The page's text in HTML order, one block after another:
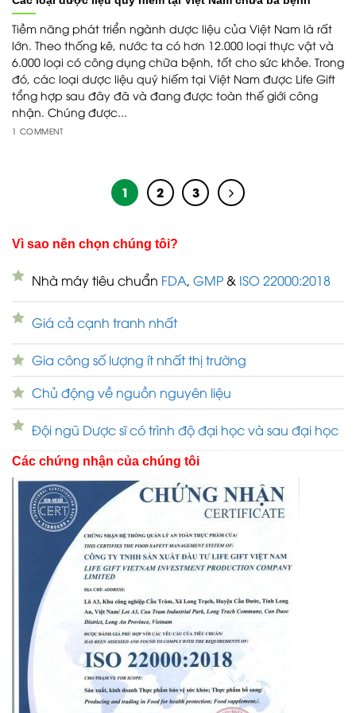
Tiềm năng phát triển ngành dược liệu của Việt Nam là rất
lớn. Theo thống kê, nước ta có hơn 12.000 loại thực vật và
6.000 loại có công dụng chữa bệnh, tốt cho sức khỏe. Trong
đó, các loại dược liệu quý hiếm tại Việt Nam được Life Gift
tổng hợp sau đây đã và đang được toàn thế giới công
nhận. Chúng được...
1 COMMENT
1 2 3
Vì sao nên chọn chúng tôi?
Nhà máy tiêu chuẩn FDA, GMP & ISO 22000:2018
Giá cả cạnh tranh nhất
Gia công số lượng ít nhất thị trường
Chủ động về nguồn nguyên liệu
Đội ngũ Dược sĩ có trình độ đại học và sau đại học
Các chứng nhận của chúng tôi